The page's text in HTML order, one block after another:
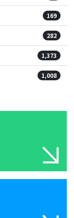
169
282
1,373
1,008